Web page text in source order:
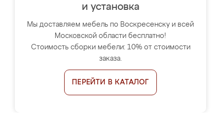
и установка
Мы доставляем мебель по Воскресенску и всей
Московской области бесплатно!
Стоимость сборки мебели: 10% от стоимости
заказа.
ПЕРЕЙТИ В КАТАЛОГ